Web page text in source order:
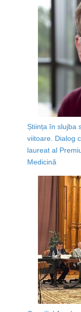
Știința în slujba
viitoare. Dialog
laureat al
Medicină